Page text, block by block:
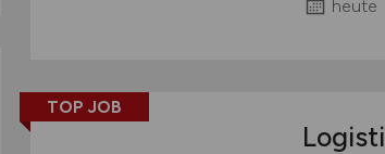
heute
TOP JOB